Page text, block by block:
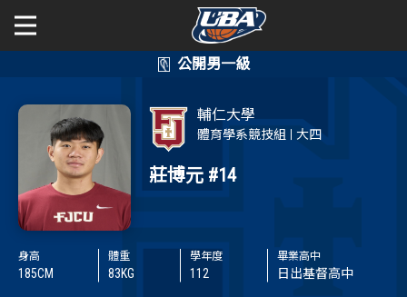
公開男一級 賽事資訊
賽程表
公開女一級
賽事資訊
賽程表
二級與一般組
新聞
輔仁大學
體育學系競技組 大四
莊博元 #14
身高
185CM
體重
83KG
學年度
112
畢業高中
日出基督高中